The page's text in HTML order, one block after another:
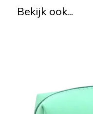
Bekijk ook...